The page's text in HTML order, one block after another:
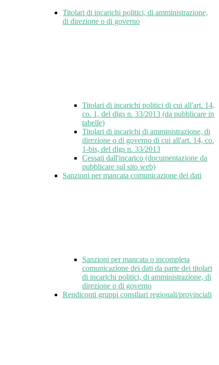
Titolari di incarichi politici, di amministrazione,
di direzione o di governo
Titolari di incarichi politici di cui all'art. 14,
co. 1, del dlgs n. 33/2013 (da pubblicare in
tabelle)
Titolari di incarichi di amministrazione, di
direzione o di governo di cui all'art. 14, co.
1-bis, del dlgs n. 33/2013
Cessati dall'incarico (documentazione da
pubblicare sul sito web)
Sanzioni per mancata comunicazione dei dati
Sanzioni per mancata o incompleta
comunicazione dei dati da parte dei titolari
di incarichi politici, di amministrazione, di
direzione o di governo
Rendiconti gruppi consiliari regionali/provinciali